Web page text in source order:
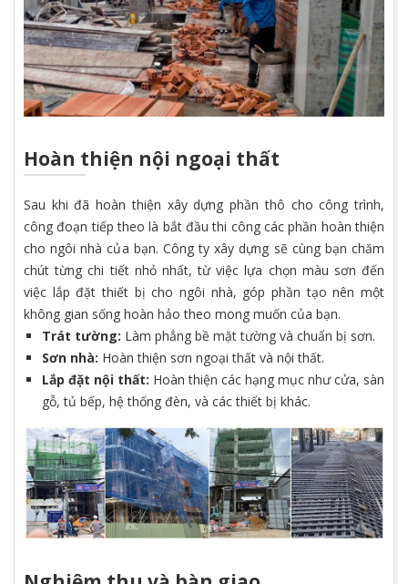
Hoàn thiện nội ngoại thất
Sau khi đã hoàn thiện xây dựng phần thô cho công trình,
công đoạn tiếp theo là bắt đầu thi công các phần hoàn thiện
cho ngôi nhà của bạn. Công ty xây dựng sẽ cùng bạn chăm
chút từng chi tiết nhỏ nhất, từ việc lựa chọn màu sơn đến
việc lắp đặt thiết bị cho ngôi nhà, góp phần tạo nên một
không gian sống hoàn hảo theo mong muốn của bạn.
Trát tường: Làm phẳng bề mặt tường và chuẩn bị sơn.
Sơn nhà: Hoàn thiện sơn ngoại thất và nội thất.
Lắp đặt nội thất: Hoàn thiện các hạng mục như cửa, sàn
gỗ, tủ bếp, hệ thống đèn, và các thiết bị khác.